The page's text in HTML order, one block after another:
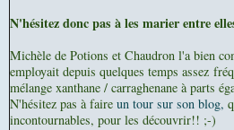
N'hésitez donc pas à les marier entre
Michèle de Potions et Chaudron l'a bien
employait depuis quelques temps assez
mélange xanthane / carraghenane à parts
N'hésitez pas à faire un tour sur son blog,
incontournables, pour les découvrir!! ;-)